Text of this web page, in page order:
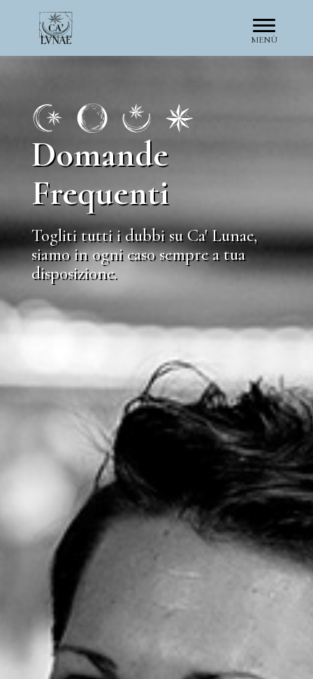
MENÙ
Domande
Frequenti
Togliti tutti i dubbi su Ca' Lunae,
siamo in ogni caso sempre a tua
disposizione.